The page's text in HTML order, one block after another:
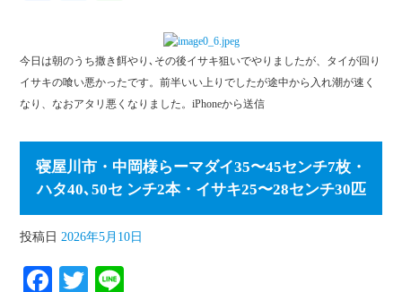
ok r
今日は朝のうち撒き餌やり､その後イサキ狙いでやりましたが、タイが回り
イサキの喰い悪かったです。前半いい上りでしたが途中から入れ潮が速く
なり、なおアタリ悪くなりました。iPhoneから送信
寝屋川市・中岡様らーマダイ35〜45センチ7枚・
ハタ40､50セ ンチ2本・イサキ25〜28センチ30匹
投稿日 2026年5月10日
Fa T